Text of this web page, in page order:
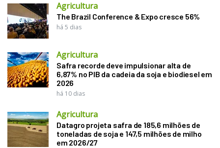
Agricultura
The Brazil Conference & Expo cresce 56%
há 5 dias
Agricultura
Safra recorde deve impulsionar alta de
6,87% no PIB da cadeia da soja e biodiesel em
2026
há 10 dias
Agricultura
Datagro projeta safra de 185,6 milhões de
toneladas de soja e 147,5 milhões de milho
em 2026/27